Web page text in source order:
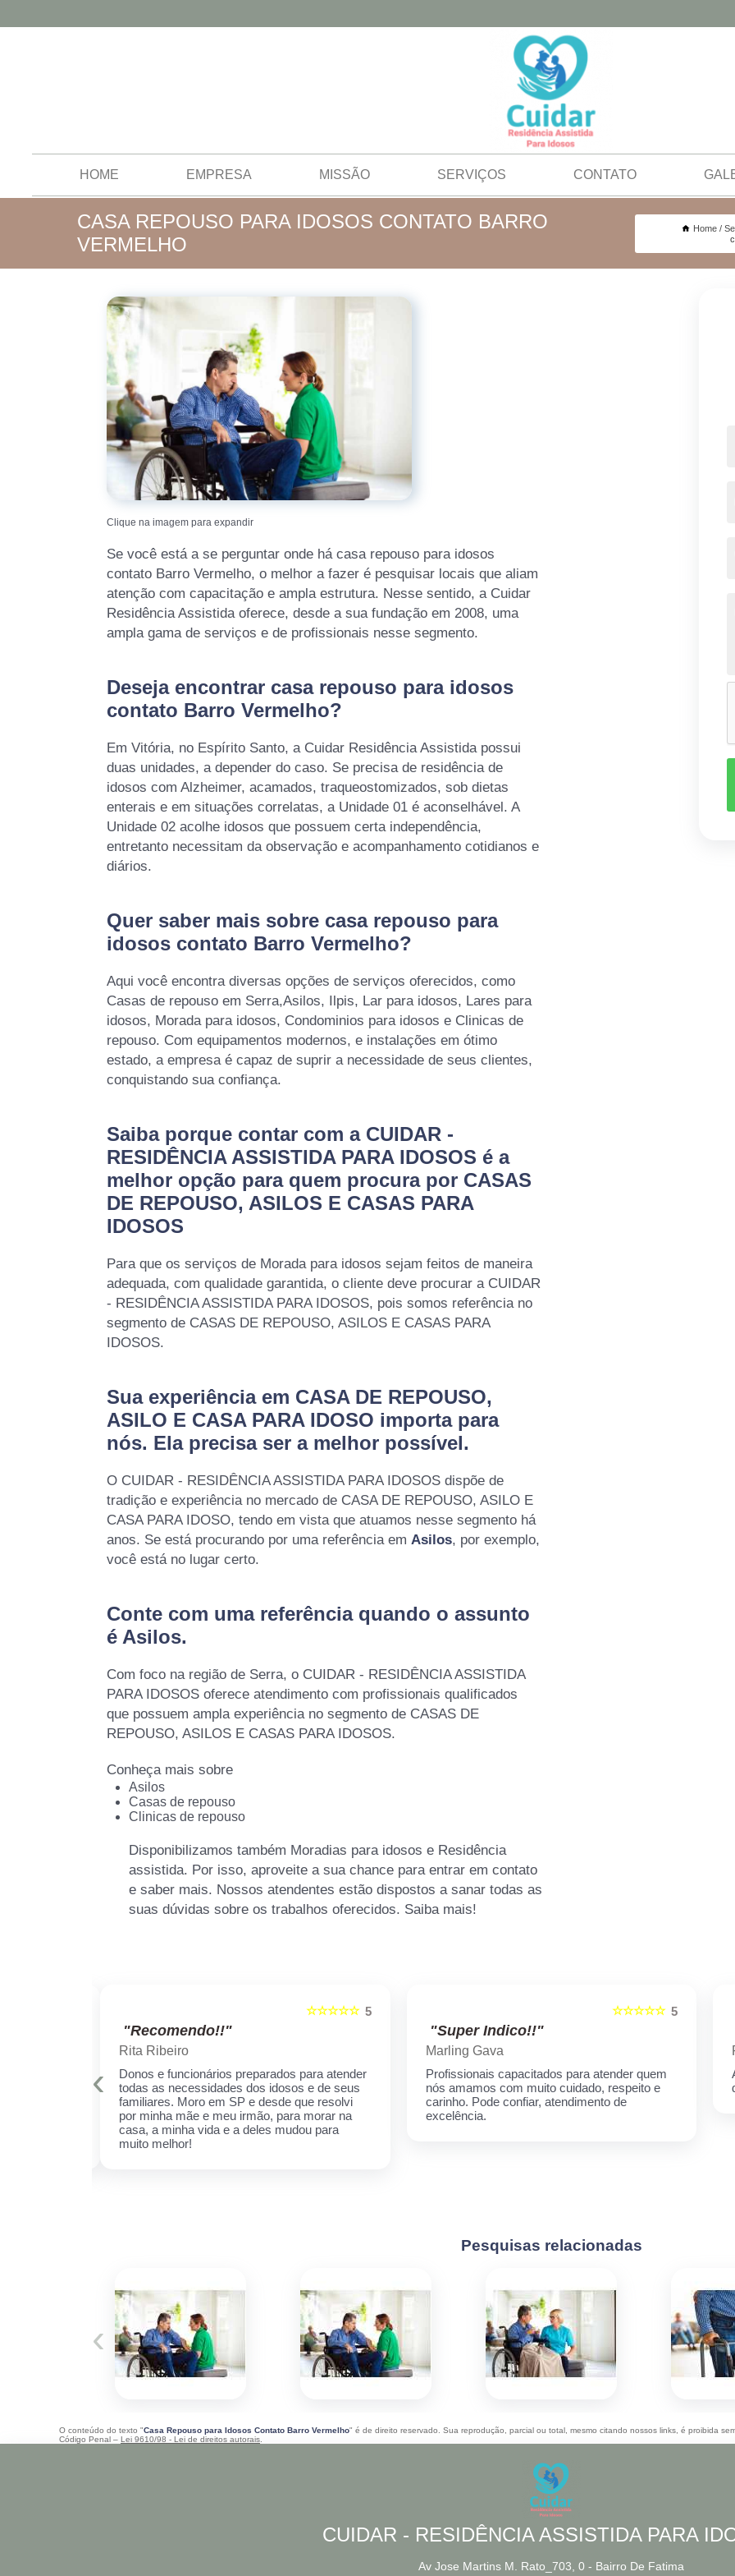
HOME EMPRESA MISSÃO SERVIÇOS CONTATO
CASA REPOUSO PARA IDOSOS CONTATO BARRO
VERMELHO
Home
Clique na imagem para expandir
Se você está a se perguntar onde há casa repouso para idosos
contato Barro Vermelho, o melhor a fazer é pesquisar locais que aliam
atenção com capacitação e ampla estrutura. Nesse sentido, a Cuidar
Residência Assistida oferece, desde a sua fundação em 2008, uma
ampla gama de serviços e de profissionais nesse segmento.
Deseja encontrar casa repouso para idosos
contato Barro Vermelho?
Em Vitória, no Espírito Santo, a Cuidar Residência Assistida possui
duas unidades, a depender do caso. Se precisa de residência de
idosos com Alzheimer, acamados, traqueostomizados, sob dietas
enterais e em situações correlatas, a Unidade 01 é aconselhável. A
Unidade 02 acolhe idosos que possuem certa independência,
entretanto necessitam da observação e acompanhamento cotidianos e
diários.
Quer saber mais sobre casa repouso para
idosos contato Barro Vermelho?
Aqui você encontra diversas opções de serviços oferecidos, como
Casas de repouso em Serra,Asilos, Ilpis, Lar para idosos, Lares para
idosos, Morada para idosos, Condominios para idosos e Clinicas de
repouso. Com equipamentos modernos, e instalações em ótimo
estado, a empresa é capaz de suprir a necessidade de seus clientes,
conquistando sua confiança.
Saiba porque contar com a CUIDAR -
RESIDÊNCIA ASSISTIDA PARA IDOSOS é a
melhor opção para quem procura por CASAS
DE REPOUSO, ASILOS E CASAS PARA
IDOSOS
Para que os serviços de Morada para idosos sejam feitos de maneira
adequada, com qualidade garantida, o cliente deve procurar a CUIDAR
- RESIDÊNCIA ASSISTIDA PARA IDOSOS, pois somos referência no
segmento de CASAS DE REPOUSO, ASILOS E CASAS PARA
IDOSOS.
Sua experiência em CASA DE REPOUSO,
ASILO E CASA PARA IDOSO importa para
nós. Ela precisa ser a melhor possível.
O CUIDAR - RESIDÊNCIA ASSISTIDA PARA IDOSOS dispõe de
tradição e experiência no mercado de CASA DE REPOUSO, ASILO E
CASA PARA IDOSO, tendo em vista que atuamos nesse segmento há
anos. Se está procurando por uma referência em Asilos, por exemplo,
você está no lugar certo.
Conte com uma referência quando o assunto
é Asilos.
Com foco na região de Serra, o CUIDAR - RESIDÊNCIA ASSISTIDA
PARA IDOSOS oferece atendimento com profissionais qualificados
que possuem ampla experiência no segmento de CASAS DE
REPOUSO, ASILOS E CASAS PARA IDOSOS.
Conheça mais sobre
Asilos
Casas de repouso
Clinicas de repouso
Disponibilizamos também Moradias para idosos e Residência
assistida. Por isso, aproveite a sua chance para entrar em contato
e saber mais. Nossos atendentes estão dispostos a sanar todas as
suas dúvidas sobre os trabalhos oferecidos. Saiba mais!
5
☆☆☆☆☆
"Recomendo!!"
Rita Ribeiro
Donos e funcionários preparados para atender
todas as necessidades dos idosos e de seus
familiares. Moro em SP e desde que resolvi
por minha mãe e meu irmão, para morar na
casa, a minha vida e a deles mudou para
muito melhor!
5
☆☆☆☆☆
"Super Indico!!"
Marling Gava
Profissionais capacitados para atender quem
nós amamos com muito cuidado, respeito e
carinho. Pode confiar, atendimento de
excelência.
‹
Pesquisas relacionadas
‹
O conteúdo do texto "Casa Repouso para Idosos Contato Barro Vermelho" é de direito reservado. Sua reprodução, parcial ou total, mesmo citando nossos links, é proibida
Código Penal – Lei 9610/98 - Lei de direitos autorais
CUIDAR - RESIDÊNCIA ASSISTIDA PARA
Av Jose Martins M. Rato_703, 0 - Bairro De Fatima